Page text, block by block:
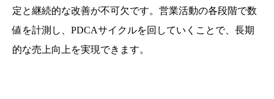
定と継続的な改善が不可欠です。営業活動の各段階で数
値を計測し、PDCAサイクルを回していくことで、長期
的な売上向上を実現できます。